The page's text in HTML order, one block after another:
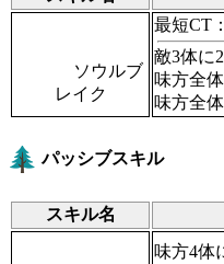
ソウルブ
レイク
最短CT
敵3体に
味方全
味方全
パッシブスキル
スキル名
味方4体